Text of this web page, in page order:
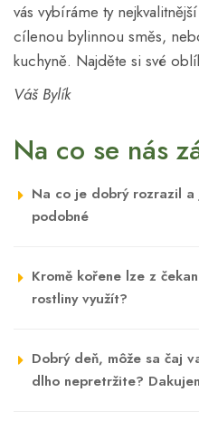
vás vybíráme ty
cílenou bylinnou směs,
kuchyně. Najděte si své
Váš Bylík
Na co se nás
Na co je dobrý rozrazil a
podobné
Kromě kořene lze z
rostliny využít?
Dobrý deň, môže sa čaj
dlho nepretržite?